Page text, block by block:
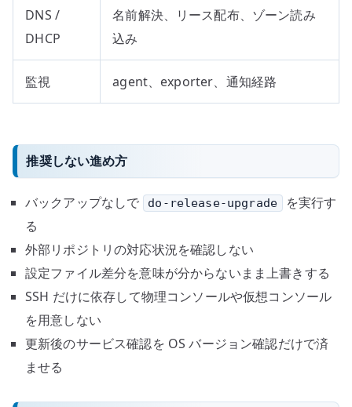
DNS /
DHCP
名前解決、リース配布、ゾーン読み
込み
監視 agent、exporter、通知経路
推奨しない進め方
バックアップなしで do-release-upgrade
を実行す
る
外部リポジトリの対応状況を確認しない
設定ファイル差分を意味が分からないまま上書きする
SSH だけに依存して物理コンソールや仮想コンソール
を用意しない
更新後のサービス確認を OS バージョン確認だけで済
ませる